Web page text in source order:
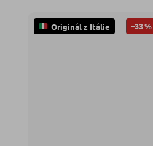
Originál z Itálie –33 %